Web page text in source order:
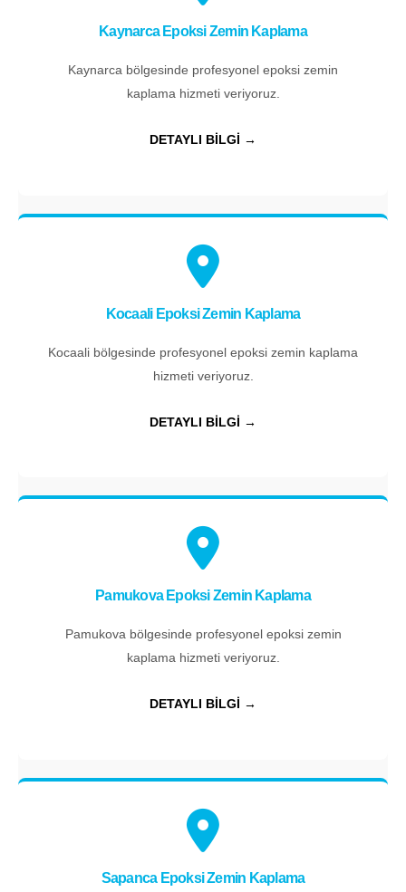
Kaynarca Epoksi Zemin Kaplama
Kaynarca bölgesinde profesyonel epoksi zemin
kaplama hizmeti veriyoruz.
DETAYLI BİLGİ →
Kocaali Epoksi Zemin Kaplama
Kocaali bölgesinde profesyonel epoksi zemin kaplama
hizmeti veriyoruz.
DETAYLI BİLGİ →
Pamukova Epoksi Zemin Kaplama
Pamukova bölgesinde profesyonel epoksi zemin
kaplama hizmeti veriyoruz.
DETAYLI BİLGİ →
Sapanca Epoksi Zemin Kaplama